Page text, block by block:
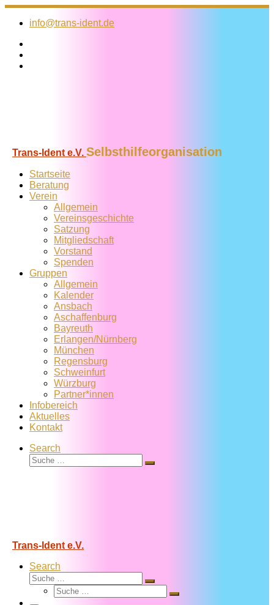
Zum
Inhalt
info@trans-ident.de
Trans-Ident e.V. Selbsthilfeorganisation
Startseite
Beratung
Verein
Allgemein
Vereins­geschichte
Satzung
Mitglied­schaft
Vorstand
Spenden
Gruppen
Allgemein
Kalender
Ansbach
Aschaffenburg
Bayreuth
Erlangen/Nürnberg
München
Regensburg
Schweinfurt
Würzburg
Partner*innen
Infobereich
Aktuelles
Kontakt
Search
Suche
Suche
Trans-Ident e.V.
Search
Suche
Suche
Suche
Suche